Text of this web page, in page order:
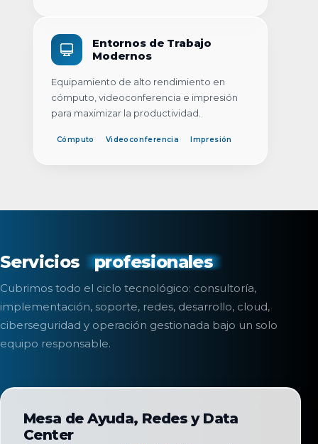
Entornos de Trabajo
Modernos
Equipamiento de alto rendimiento en
cómputo, videoconferencia e impresión
para maximizar la productividad.
Cómputo Videoconferencia Impresión
Servicios profesionales
Cubrimos todo el ciclo tecnológico: consultoría,
implementación, soporte, redes, desarrollo, cloud,
ciberseguridad y operación gestionada bajo un solo
equipo responsable.
Mesa de Ayuda, Redes y Data
Center